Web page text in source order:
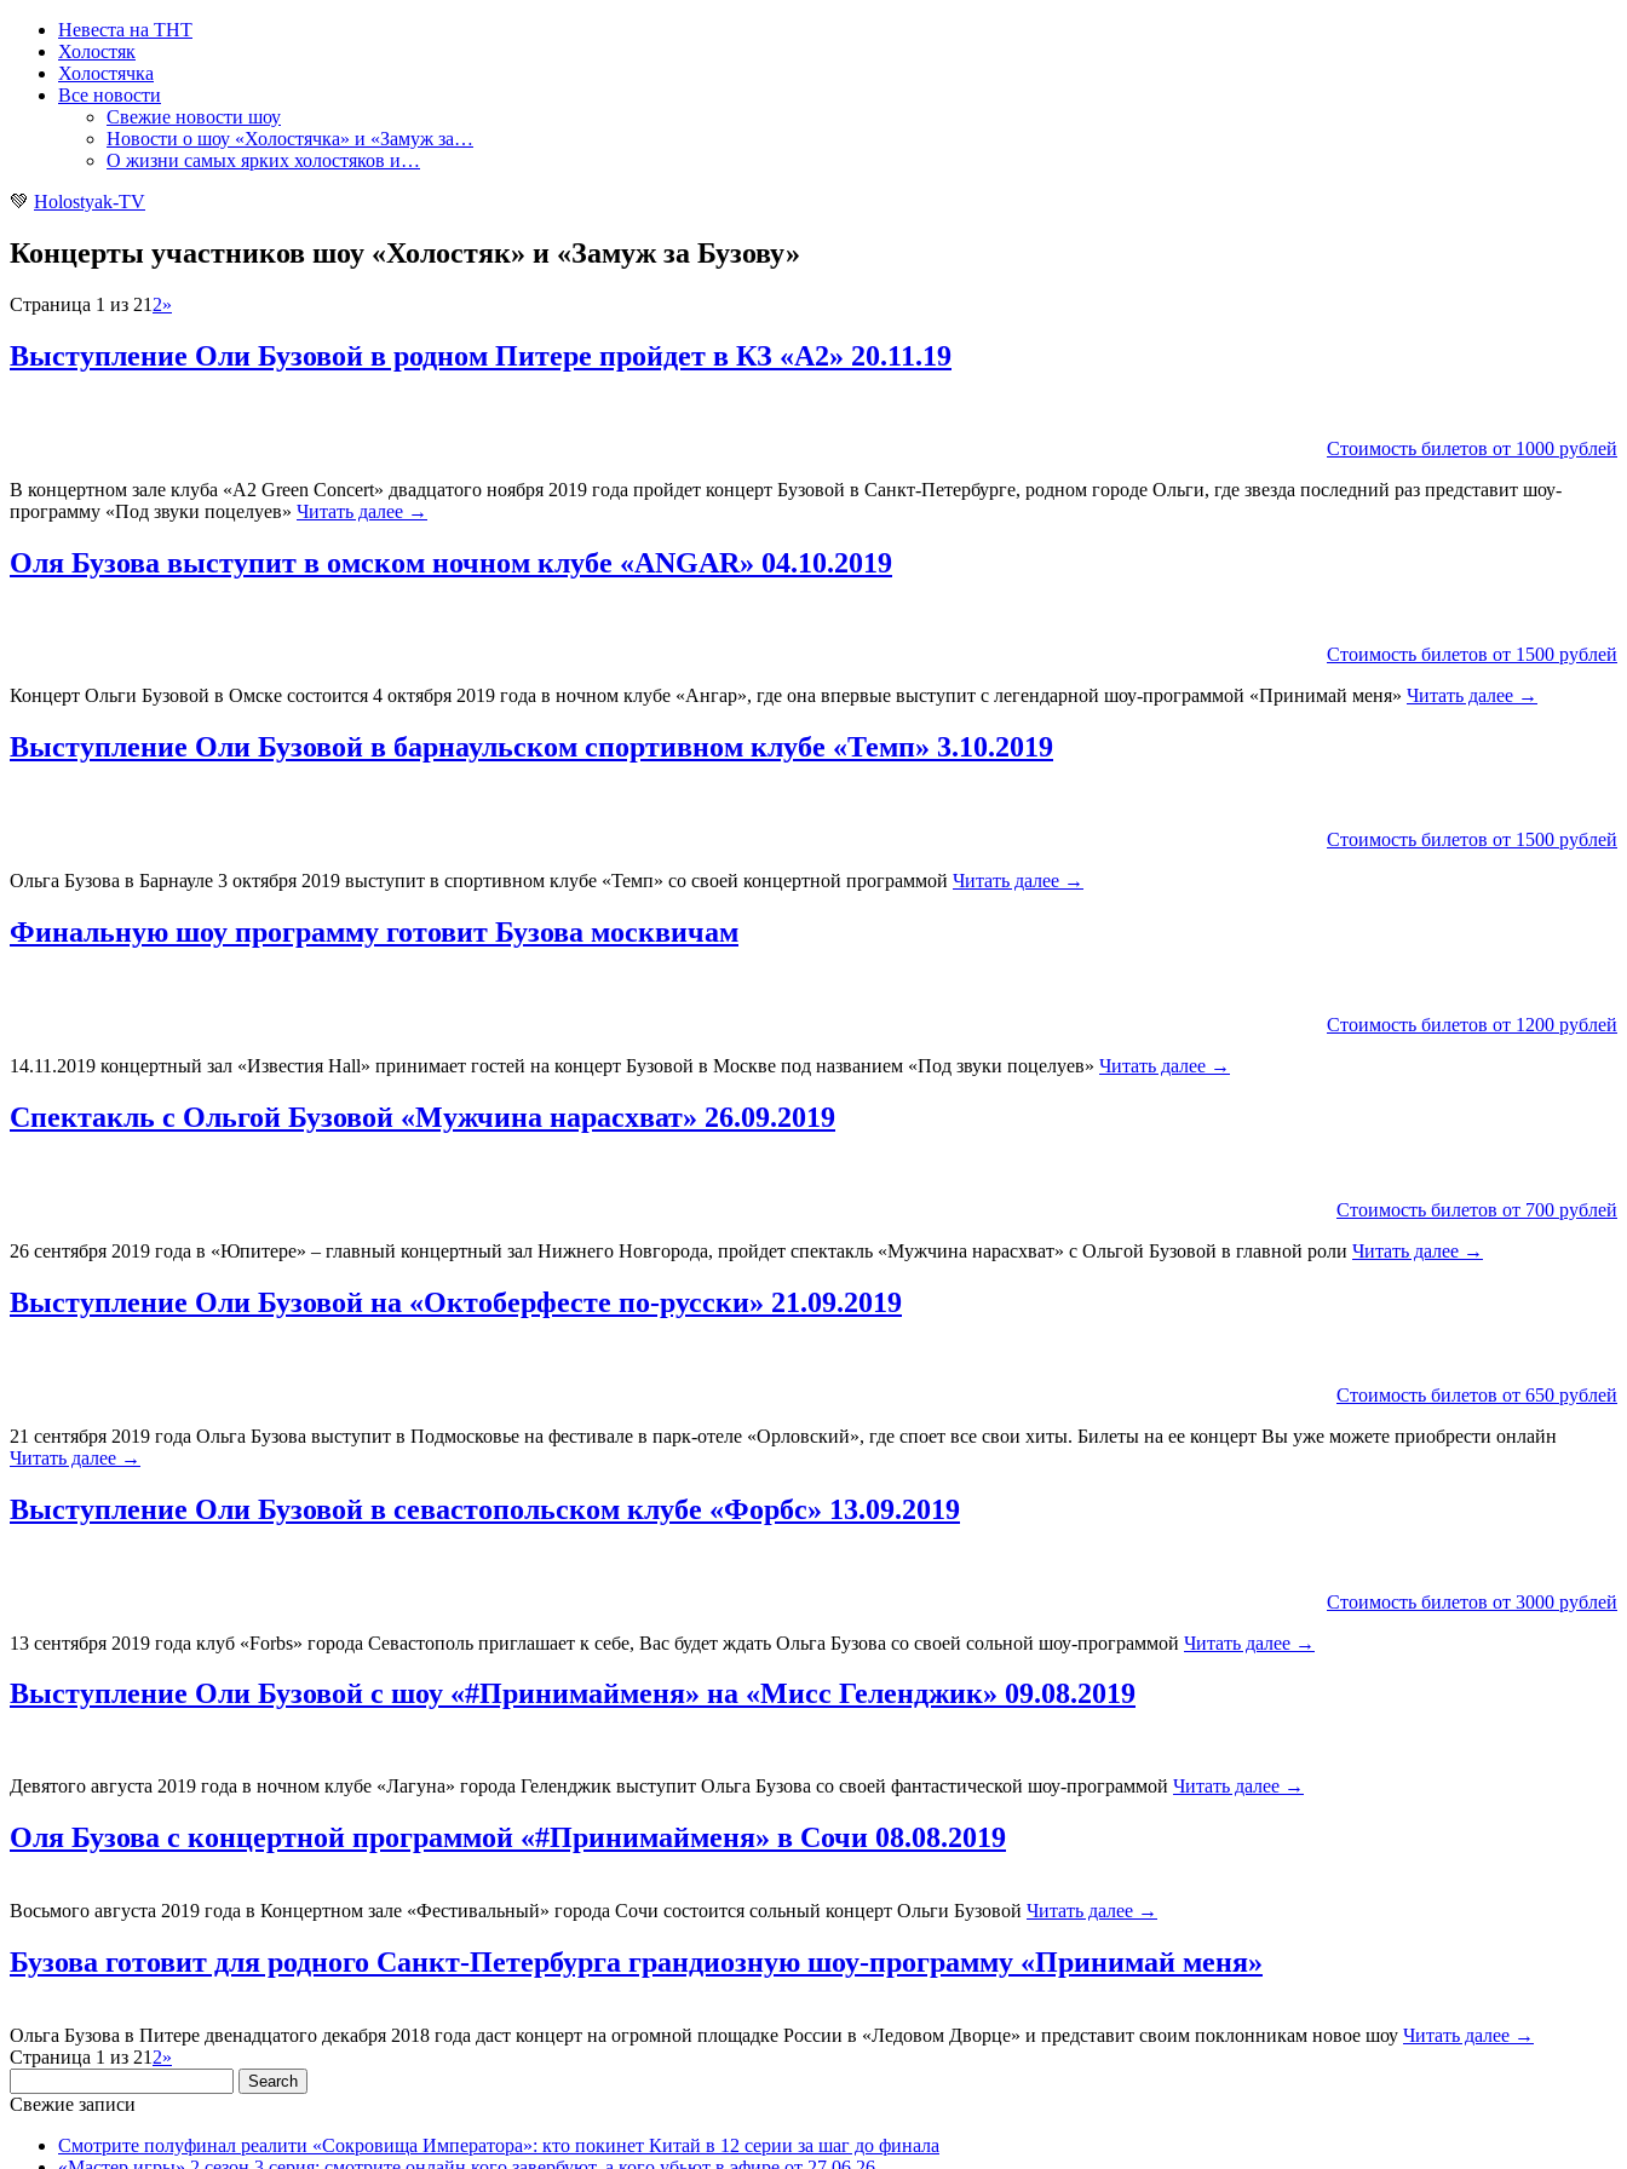
Невеста на ТНТ
Холостяк
Холостячка
Все новости
Свежие новости шоу
Новости о шоу «Холостячка» и «Замуж за…
О жизни самых ярких холостяков и…
💚 Holostyak-TV
Концерты участников шоу «Холостяк» и «Замуж за Бузову»
Страница 1 из 21 2»
Выступление Оли Бузовой в родном Питере пройдет в КЗ «A2» 20.11.19
Стоимость билетов от 1000 рублей
В концертном зале клуба «A2 Green Concert» двадцатого ноября 2019 года пройдет концерт Бузовой в Санкт-Петербурге, родном городе Ольги, где звезда последний раз представит шоу-
программу «Под звуки поцелуев» Читать далее →
Оля Бузова выступит в омском ночном клубе «ANGAR» 04.10.2019
Стоимость билетов от 1500 рублей
Концерт Ольги Бузовой в Омске состоится 4 октября 2019 года в ночном клубе «Ангар», где она впервые выступит с легендарной шоу-программой «Принимай меня» Читать далее →
Выступление Оли Бузовой в барнаульском спортивном клубе «Темп» 3.10.2019
Стоимость билетов от 1500 рублей
Ольга Бузова в Барнауле 3 октября 2019 выступит в спортивном клубе «Темп» со своей концертной программой Читать далее →
Финальную шоу программу готовит Бузова москвичам
Стоимость билетов от 1200 рублей
14.11.2019 концертный зал «Известия Hall» принимает гостей на концерт Бузовой в Москве под названием «Под звуки поцелуев» Читать далее →
Спектакль с Ольгой Бузовой «Мужчина нарасхват» 26.09.2019
Стоимость билетов от 700 рублей
26 сентября 2019 года в «Юпитере» – главный концертный зал Нижнего Новгорода, пройдет спектакль «Мужчина нарасхват» с Ольгой Бузовой в главной роли Читать далее →
Выступление Оли Бузовой на «Октоберфесте по-русски» 21.09.2019
Стоимость билетов от 650 рублей
21 сентября 2019 года Ольга Бузова выступит в Подмосковье на фестивале в парк-отеле «Орловский», где споет все свои хиты. Билеты на ее концерт Вы уже можете приобрести онлайн
Читать далее →
Выступление Оли Бузовой в севастопольском клубе «Форбс» 13.09.2019
Стоимость билетов от 3000 рублей
13 сентября 2019 года клуб «Forbs» города Севастополь приглашает к себе, Вас будет ждать Ольга Бузова со своей сольной шоу-программой Читать далее →
Выступление Оли Бузовой с шоу «#Принимайменя» на «Мисс Геленджик» 09.08.2019
Девятого августа 2019 года в ночном клубе «Лагуна» города Геленджик выступит Ольга Бузова со своей фантастической шоу-программой Читать далее →
Оля Бузова с концертной программой «#Принимайменя» в Сочи 08.08.2019
Восьмого августа 2019 года в Концертном зале «Фестивальный» города Сочи состоится сольный концерт Ольги Бузовой Читать далее →
Бузова готовит для родного Санкт-Петербурга грандиозную шоу-программу «Принимай меня»
Ольга Бузова в Питере двенадцатого декабря 2018 года даст концерт на огромной площадке России в «Ледовом Дворце» и представит своим поклонникам новое шоу Читать далее →
Страница 1 из 21 2»
Свежие записи
Смотрите полуфинал реалити «Сокровища Императора»: кто покинет Китай в 12 серии за шаг до финала